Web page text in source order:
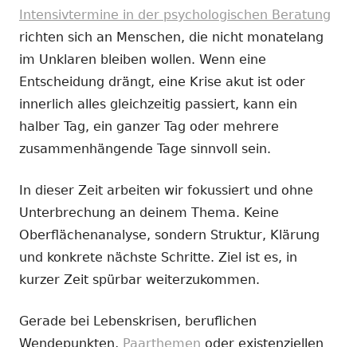
Intensivtermine in der psychologischen Beratung
richten sich an Menschen, die nicht monatelang
im Unklaren bleiben wollen. Wenn eine
Entscheidung drängt, eine Krise akut ist oder
innerlich alles gleichzeitig passiert, kann ein
halber Tag, ein ganzer Tag oder mehrere
zusammenhängende Tage sinnvoll sein.
In dieser Zeit arbeiten wir fokussiert und ohne
Unterbrechung an deinem Thema. Keine
Oberflächenanalyse, sondern Struktur, Klärung
und konkrete nächste Schritte. Ziel ist es, in
kurzer Zeit spürbar weiterzukommen.
Gerade bei Lebenskrisen, beruflichen
Wendepunkten, Paarthemen oder existenziellen